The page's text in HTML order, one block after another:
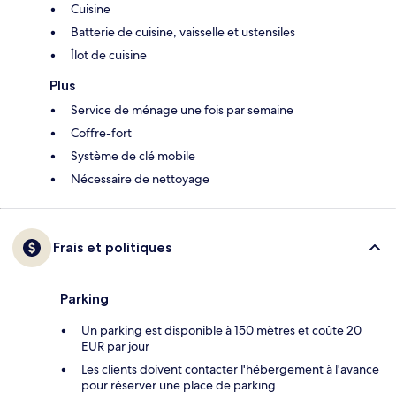
Cuisine
Batterie de cuisine, vaisselle et ustensiles
Îlot de cuisine
Plus
Service de ménage une fois par semaine
Coffre-fort
Système de clé mobile
Nécessaire de nettoyage
Frais et politiques
Parking
Un parking est disponible à 150 mètres et coûte 20
EUR par jour
Les clients doivent contacter l'hébergement à l'avance
pour réserver une place de parking